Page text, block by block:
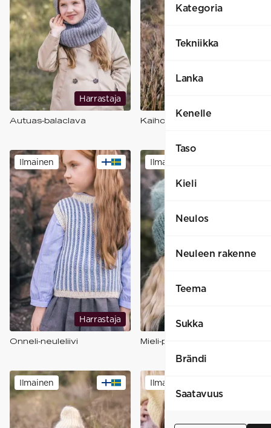
Kategoria
Tekniikka
Lanka
Kenelle
Taso
Kieli
Neulos
Neuleen rakenne
Teema
Sukka
Brändi
Saatavuus
Harrastaja
Autuas-balaclava Kaiho-neulemekko
Harrastaja
Ilmainen
Onneli-neuleliivi
Ilmainen
Mieli-pipo
Ilmainen Ilmainen